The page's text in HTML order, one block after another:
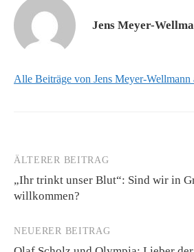
Jens Meyer-
Alle Beiträge von Jens Meyer-Wellmann
Beitrags-
Navigation
ÄLTERER BEITRAG
„Ihr trinkt unser Blut“: Sind wir in
willkommen?
NEUERER BEITRAG